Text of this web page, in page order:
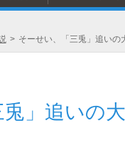
> そーせい、「三兎」追いの
」追いの